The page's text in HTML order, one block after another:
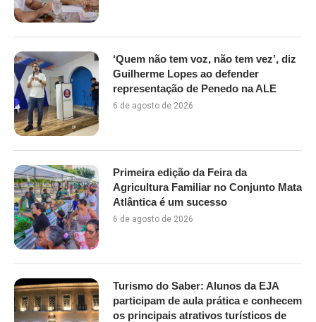
‘Quem não tem voz, não tem vez’, diz
Guilherme Lopes ao defender
representação de Penedo na ALE
6 de agosto de 2026
Primeira edição da Feira da
Agricultura Familiar no Conjunto Mata
Atlântica é um sucesso
6 de agosto de 2026
Turismo do Saber: Alunos da EJA
participam de aula prática e conhecem
os principais atrativos turísticos de